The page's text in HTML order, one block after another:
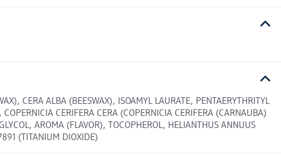
CERA ALBA (BEESWAX), ISOAMYL LAURATE, PENTAERYTHRITYL
CERIFERA CERA (COPERNICIA CERIFERA (CARNAUBA)
AROMA (FLAVOR), TOCOPHEROL, HELIANTHUS ANNUUS
(TITANIUM DIOXIDE)